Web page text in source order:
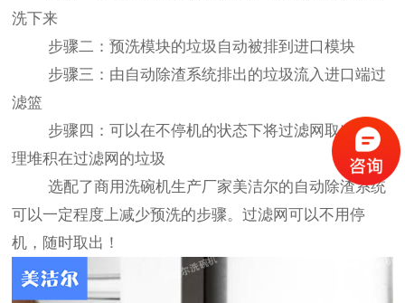
洗下来
步骤二：预洗模块的垃圾自动被排到进口模块
步骤三：由自动除渣系统排出的垃圾流入进口端过
滤篮
步骤四：可以在不停机的状态下将过滤网取出，清
理堆积在过滤网的垃圾
选配了商用洗碗机生产厂家美洁尔的自动除渣系统
可以一定程度上减少预洗的步骤。过滤网可以不用停
机，随时取出！